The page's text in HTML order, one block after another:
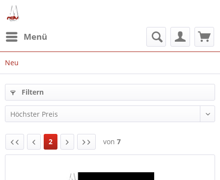
Menü
Neu
Filtern
2 von 7